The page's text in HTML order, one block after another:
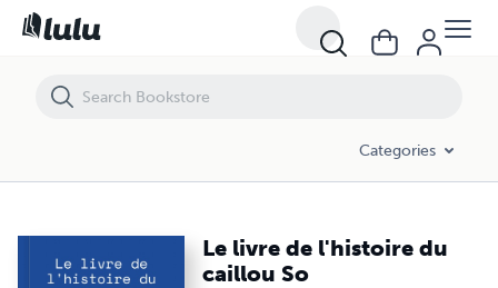
Categories
Le livre de l'histoire du
caillou So
Le livre de l'histoire du caillou So